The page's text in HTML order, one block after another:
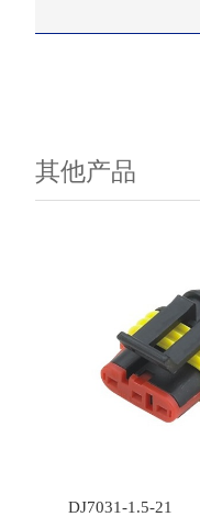
其他产品
DJ7031-1.5-21